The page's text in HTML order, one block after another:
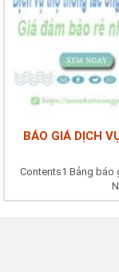
BÁO GIÁ DỊCH
Contents1 Bảng báo